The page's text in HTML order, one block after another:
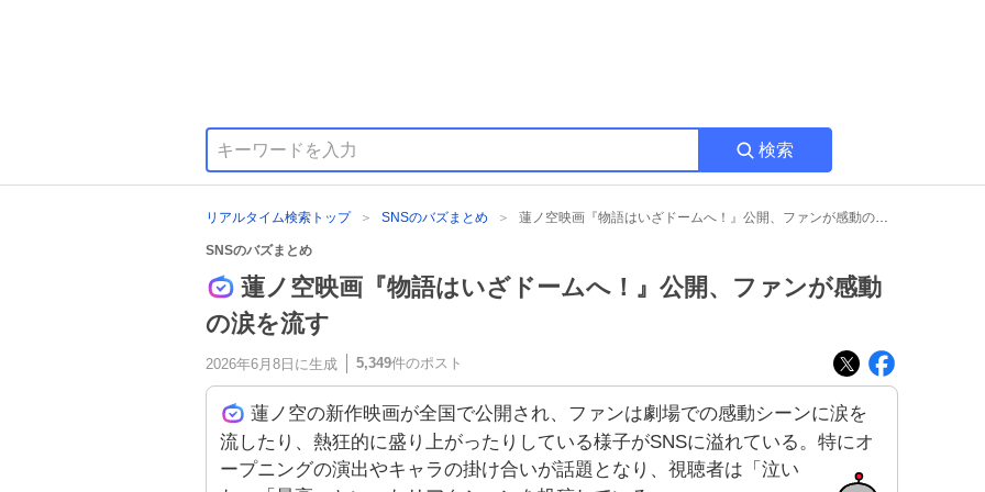
検索
リアルタイム検索トップ SNSのバズまとめ 蓮ノ空映画『物語はいざドームへ！』公開、ファンが感動の涙を流す
SNSのバズまとめ
蓮ノ空映画『物語はいざドームへ！』公開、ファンが感動
の涙を流す
2026年6月8日 に生成 5,349件のポスト
蓮ノ空の新作映画が全国で公開され、ファンは劇場での感動シーンに涙を
流したり、熱狂的に盛り上がったりしている様子がSNSに溢れている。特にオ
ープニングの演出やキャラの掛け合いが話題となり、視聴者は「泣い